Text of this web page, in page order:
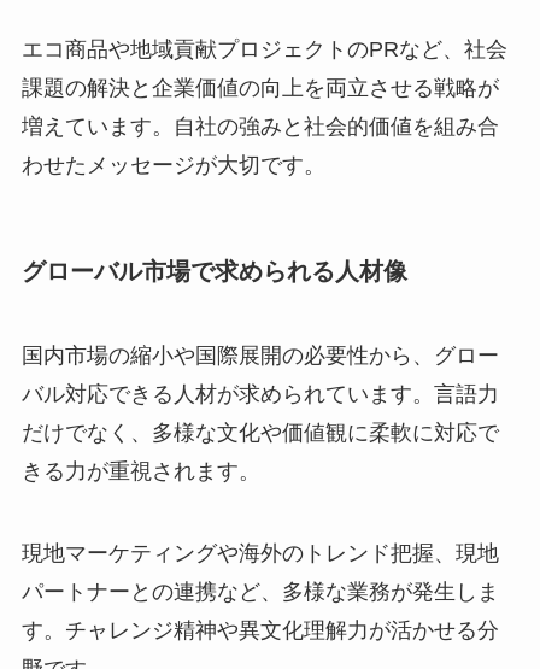
エコ商品や地域貢献プロジェクトのPRなど、社会
課題の解決と企業価値の向上を両立させる戦略が
増えています。自社の強みと社会的価値を組み合
わせたメッセージが大切です。
グローバル市場で求められる人材像
国内市場の縮小や国際展開の必要性から、グロー
バル対応できる人材が求められています。言語力
だけでなく、多様な文化や価値観に柔軟に対応で
きる力が重視されます。
現地マーケティングや海外のトレンド把握、現地
パートナーとの連携など、多様な業務が発生しま
す。チャレンジ精神や異文化理解力が活かせる分